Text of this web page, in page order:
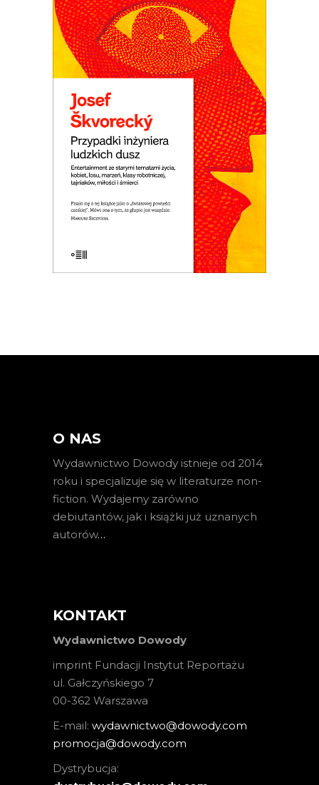
E-BOOK DO KOSZYKA
PRZYPADKI INŻYNIERA
LUDZKICH DUSZ
Powieść rzeka. Płyną nią setki
dramatycznych i śmiesznych ludzkich
losów. Wojna i komunizm. Miłość do
dziewcząt i saksofonu. Ucieczka z kraju i
tęsknota za domem. Jedna z
najlepszych czeskich powieści.
O NAS
Wydawnictwo Dowody istnieje od 2014
roku i specjalizuje się w literaturze non-
fiction. Wydajemy zarówno
debiutantów, jak i książki już uznanych
autorów…
KONTAKT
Wydawnictwo Dowody
imprint Fundacji Instytut Reportażu
ul. Gałczyńskiego 7
00-362 Warszawa
E-mail: wydawnictwo@dowody.com
promocja@dowody.com
Dystrybucja: